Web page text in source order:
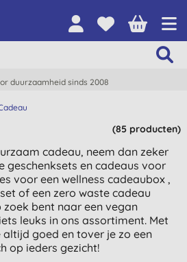
duurzaamheid sinds 2008
(85 producten)
cadeau, neem dan zeker
geschenksets en cadeaus voor
voor een wellness cadeaubox ,
of een zero waste cadeau
bent naar een vegan
leuks in ons assortiment. Met
altijd goed en tover je zo een
op ieders gezicht!